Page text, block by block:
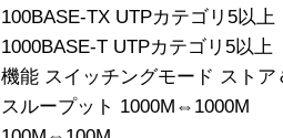
100BASE-TX UTPカテゴリ5以上
1000BASE-T UTPカテゴリ5以上
機能 スイッチングモード スト
スループット 1000M⇔1000M